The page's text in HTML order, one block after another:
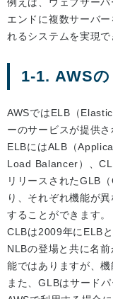
エンドに複数サーバ
れるシステムを実現で
1-1. AWS
AWSではELB（
ーのサービスが提供さ
ELBにはALB（
Load Balancer）、
リリースされたGLB
り、それぞれ機能が
することができます。
CLBは2009年にELB
NLBの登場と共に名
能ではありますが、
また、GLBはサード